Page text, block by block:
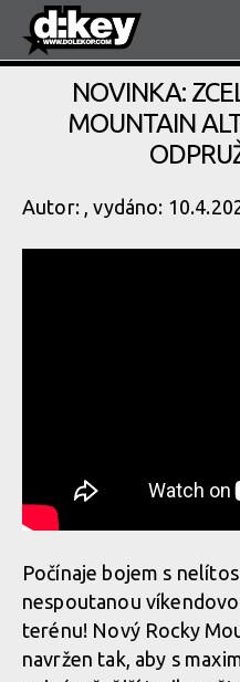
NOVINKA:
MOUNTAIN
Autor: , vydáno:
Počínaje bojem s
nespoutanou
terénu! Nový Rocky
navržen tak, aby s